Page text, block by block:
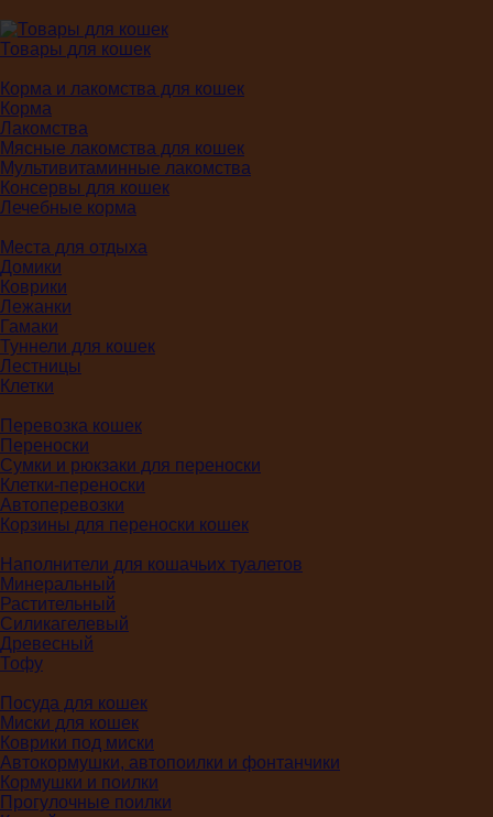
Товары для кошек
Корма и лакомства для кошек
Корма
Лакомства
Мясные лакомства для кошек
Мультивитаминные лакомства
Консервы для кошек
Лечебные корма
Места для отдыха
Домики
Коврики
Лежанки
Гамаки
Туннели для кошек
Лестницы
Клетки
Перевозка кошек
Переноски
Сумки и рюкзаки для переноски
Клетки-переноски
Автоперевозки
Корзины для переноски кошек
Наполнители для кошачьих туалетов
Минеральный
Растительный
Силикагелевый
Древесный
Тофу
Посуда для кошек
Миски для кошек
Коврики под миски
Автокормушки, автопоилки и фонтанчики
Кормушки и поилки
Прогулочные поилки